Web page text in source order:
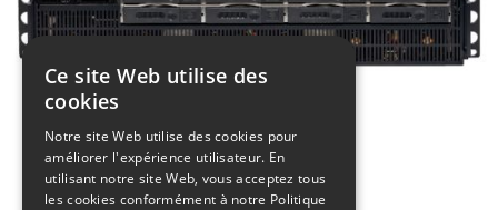
Ce site Web utilise des
cookies
Notre site Web utilise des cookies pour
améliorer l'expérience utilisateur. En
utilisant notre site Web, vous acceptez tous
les cookies conformément à notre Politique